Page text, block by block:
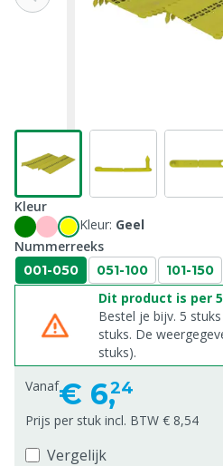
Kleur
Kleur: Geel
Nummerreeks
001-050 051-100 101-150
Dit product is per
Bestel je bijv. 5
stuks. De
stuks).
Vanaf€ 6,24
Prijs per stuk incl. BTW € 8,54
Vergelijk